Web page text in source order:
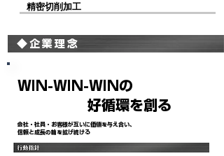
精密切削加工
◆企業理念
WIN-WIN-WINの
好循環を創る
会社・社員・お客様が互いに価値を与え合い、
信頼と成長の輪を拡げ続ける